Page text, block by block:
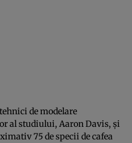
de modelare
al studiului, Aaron Davis, şi
75 de specii de cafea